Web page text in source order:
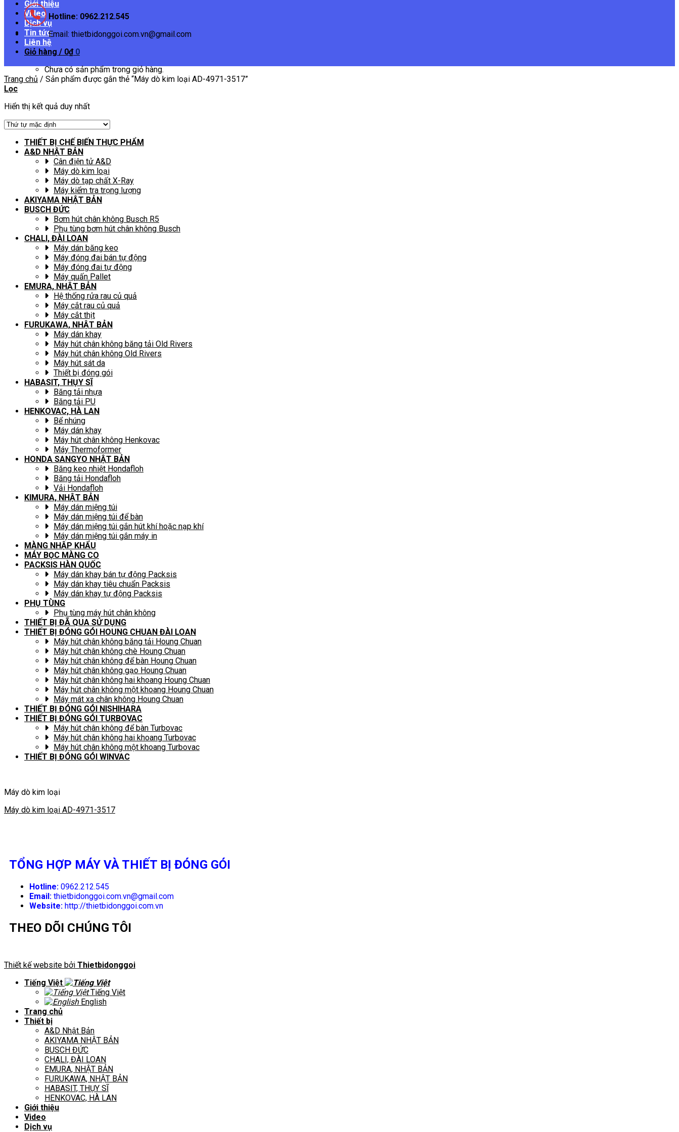
Hotline: 0962.212.545
Email: thietbidonggoi.com.vn@gmail.com
Giỏ hàng / 0₫ 0
Chưa có sản phẩm trong giỏ hàng.
Giới thiệu
Video
Dịch vụ
Tin tức
Liên hệ
Trang chủ / Sản phẩm được gắn thẻ “Máy dò kim loại AD-4971-3517”
Lọc
Hiển thị kết quả duy nhất
THIẾT BỊ CHẾ BIẾN THỰC PHẨM
A&D NHẬT BẢN
Cân điện tử A&D
Máy dò kim loại
Máy dò tạp chất X-Ray
Máy kiểm tra trọng lượng
AKIYAMA NHẬT BẢN
BUSCH ĐỨC
Bơm hút chân không Busch R5
Phụ tùng bơm hút chân không Busch
CHALI, ĐÀI LOAN
Máy dán băng keo
Máy đóng đai bán tự động
Máy đóng đai tự động
Máy quấn Pallet
EMURA, NHẬT BẢN
Hệ thống rửa rau củ quả
Máy cắt rau củ quả
Máy cắt thịt
FURUKAWA, NHẬT BẢN
Máy dán khay
Máy hút chân không băng tải Old Rivers
Máy hút chân không Old Rivers
Máy hút sát da
Thiết bị đóng gói
HABASIT, THỤY SĨ
Băng tải nhựa
Băng tải PU
HENKOVAC, HÀ LAN
Bể nhúng
Máy dán khay
Máy hút chân không Henkovac
Máy Thermoformer
HONDA SANGYO NHẬT BẢN
Băng keo nhiệt Hondafloh
Băng tải Hondafloh
Vải Hondafloh
KIMURA, NHẬT BẢN
Máy dán miệng túi
Máy dán miệng túi để bàn
Máy dán miệng túi gắn hút khí hoặc nạp khí
Máy dán miệng túi gắn máy in
MÀNG NHẬP KHẨU
MÁY BỌC MÀNG CO
PACKSIS HÀN QUỐC
Máy dán khay bán tự động Packsis
Máy dán khay tiêu chuẩn Packsis
Máy dán khay tự động Packsis
PHỤ TÙNG
Phụ tùng máy hút chân không
THIẾT BỊ ĐÃ QUA SỬ DỤNG
THIẾT BỊ ĐÓNG GÓI HOUNG CHUAN ĐÀI LOAN
Máy hút chân không băng tải Houng Chuan
Máy hút chân không chè Houng Chuan
Máy hút chân không để bàn Houng Chuan
Máy hút chân không gạo Houng Chuan
Máy hút chân không hai khoang Houng Chuan
Máy hút chân không một khoang Houng Chuan
Máy mát xa chân không Houng Chuan
THIẾT BỊ ĐÓNG GÓI NISHIHARA
THIẾT BỊ ĐÓNG GÓI TURBOVAC
Máy hút chân không để bàn Turbovac
Máy hút chân không hai khoang Turbovac
Máy hút chân không một khoang Turbovac
THIẾT BỊ ĐÓNG GÓI WINVAC
Máy dò kim loại
Máy dò kim loại AD-4971-3517
TỔNG HỢP MÁY VÀ THIẾT BỊ ĐÓNG GÓI
Hotline: 0962.212.545
Email: thietbidonggoi.com.vn@gmail.com
Website: http://thietbidonggoi.com.vn
THEO DÕI CHÚNG TÔI
Thiết kế website bởi Thietbidonggoi
Tiếng Việt
Tiếng Việt
English
Trang chủ
Thiết bị
A&D Nhật Bản
AKIYAMA NHẬT BẢN
BUSCH ĐỨC
CHALI, ĐÀI LOAN
EMURA, NHẬT BẢN
FURUKAWA, NHẬT BẢN
HABASIT, THỤY SĨ
HENKOVAC, HÀ LAN
Giới thiệu
Video
Dịch vụ